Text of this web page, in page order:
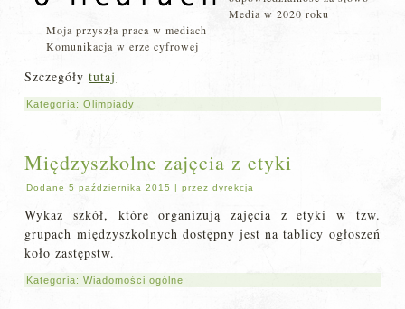
Media w 2020 roku
Moja przyszła praca w mediach
Komunikacja w erze cyfrowej
Szczegółytutaj
Kategoria:Olimpiady
Międzyszkolne zajęcia z etyki
Dodane 5 października 2015 |przez dyrekcja
Wykaz szkół, które organizują zajęcia z etyki w tzw.
grupach międzyszkolnych dostępny jest na tablicy ogłoszeń
koło zastępstw.
Kategoria:Wiadomości ogólne